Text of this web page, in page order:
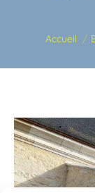
Vous êtes ici :
Accueil